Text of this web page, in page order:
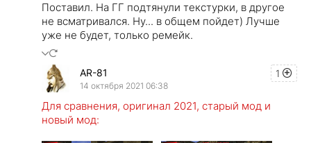
Поставил. На ГГ подтянули текстурки, в другое
не всматривался. Ну... в общем пойдет) Лучше
уже не будет, только ремейк.
1
AR-81
14 октября 2021 06:38
Для сравнения, оригинал 2021, старый мод и
новый мод: